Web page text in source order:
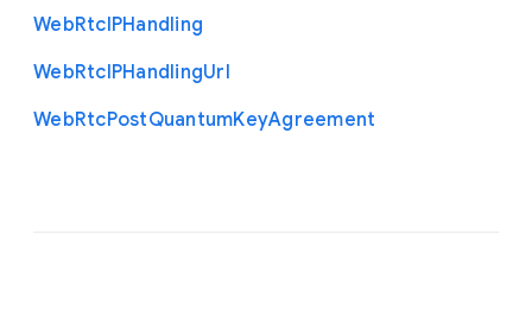
WebRtcIPHandling
WebRtcIPHandlingUrl
WebRtcPostQuantumKeyAgreement